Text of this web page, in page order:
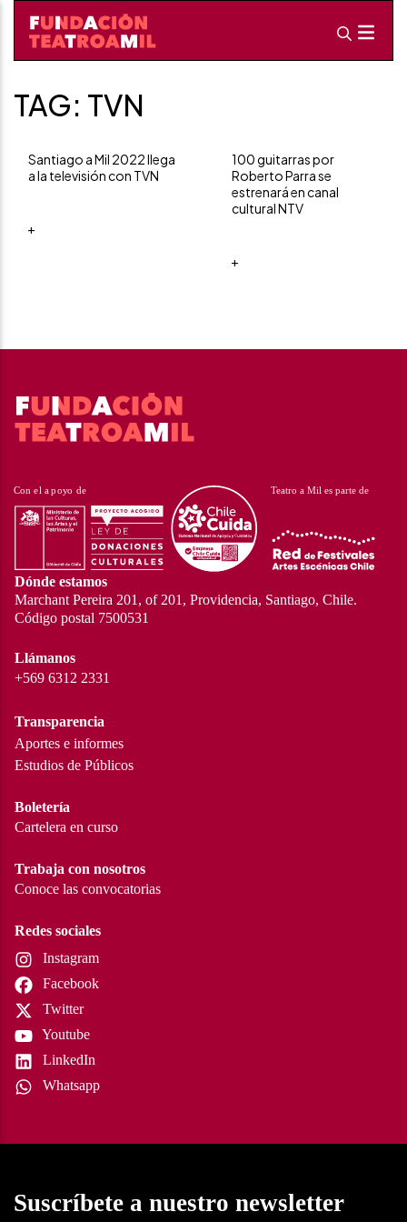
TAG: TVN
Santiago a Mil 2022 llega
a la televisión con TVN
+
100 guitarras por
Roberto Parra se
estrenará en canal
cultural NTV
+
Dónde estamos
Marchant Pereira 201, of 201, Providencia, Santiago, Chile.
Código postal 7500531
Llámanos
+569 6312 2331
Transparencia
Aportes e informes
Estudios de Públicos
Boletería
Cartelera en curso
Trabaja con nosotros
Conoce las convocatorias
Redes sociales
Instagram
Facebook
Twitter
Youtube
LinkedIn
Whatsapp
Suscríbete a nuestro newsletter